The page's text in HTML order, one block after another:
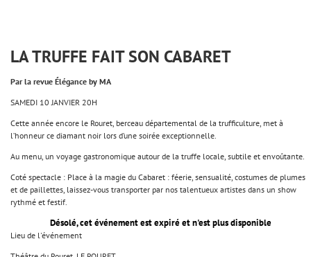
LA TRUFFE FAIT SON CABARET
Par la revue Élégance by MA
SAMEDI 10 JANVIER 20H
Cette année encore le Rouret, berceau départemental de la trufficulture, met à
l’honneur ce diamant noir lors d’une soirée exceptionnelle.
Au menu, un voyage gastronomique autour de la truffe locale, subtile et envoûtante.
Coté spectacle : Place à la magie du Cabaret : féerie, sensualité, costumes de plumes
et de paillettes, laissez-vous transporter par nos talentueux artistes dans un show
rythmé et festif.
Désolé, cet événement est expiré et n'est plus disponible
Lieu de l'événement